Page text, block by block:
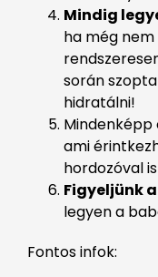
Mindig
ha még
során
hidratálni!
Mindenképp
ami
hordozóval
Figyeljünk
legyen a
Fontos infok: